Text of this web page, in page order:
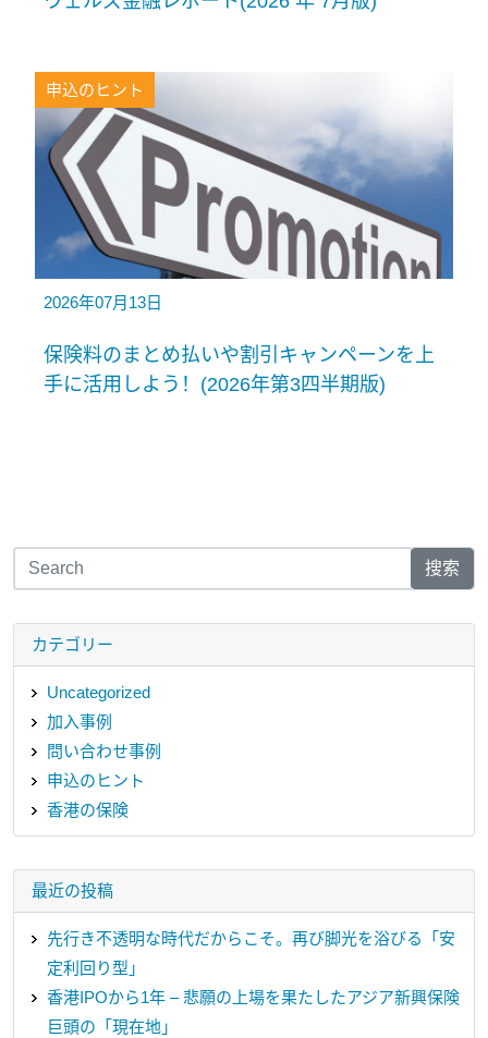
申込のヒント
2026年07月13日
保険料のまとめ払いや割引キャンペーンを上
手に活用しよう！(2026年第3四半期版)
搜索
カテゴリー
Uncategorized
加入事例
問い合わせ事例
申込のヒント
香港の保険
最近の投稿
先行き不透明な時代だからこそ。再び脚光を浴びる「安
定利回り型」
香港IPOから1年 – 悲願の上場を果たしたアジア新興保険
巨頭の「現在地」